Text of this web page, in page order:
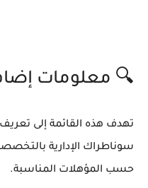
🔍 معلومات
تهدف هذه القائمة إلى
سوناطراك الإدارية
حسب المؤهلات المناسبة.